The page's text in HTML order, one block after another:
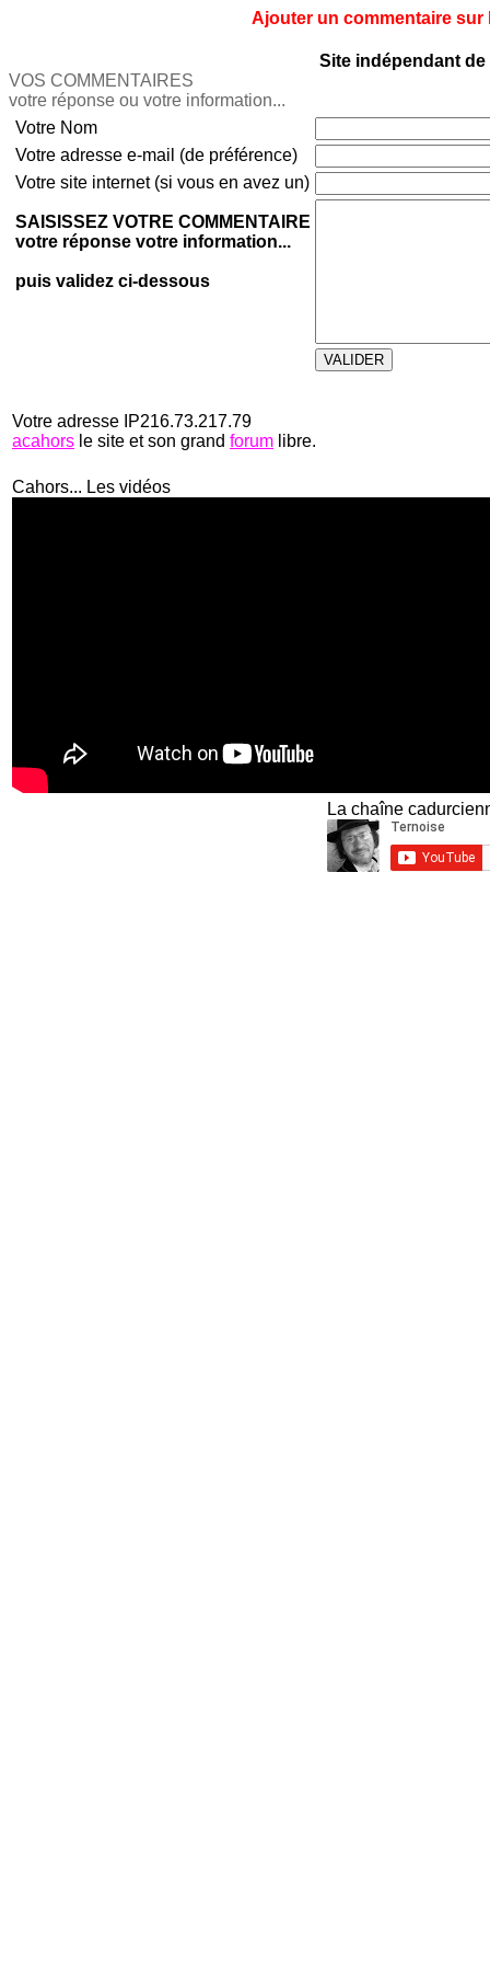
Ajouter un commentaire sur
Site indépendant de
VOS COMMENTAIRES
votre réponse ou votre information...
Votre Nom
Votre adresse e-mail (de préférence)
Votre site internet (si vous en avez un)
SAISISSEZ VOTRE COMMENTAIRE
votre réponse votre information...
puis validez ci-dessous
Votre adresse IP216.73.217.79
acahors le site et son grand forum libre.
Cahors... Les vidéos
La chaîne